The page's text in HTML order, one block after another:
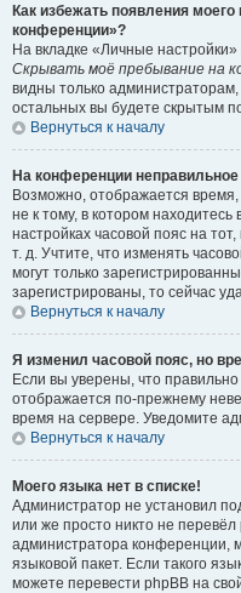
Как избежать появления
конференции»?
На вкладке «Личные
Скрывать моё пребывание на
видны только
остальных вы будете скрытым
Вернуться к началу
На конференции
Возможно, отображается
не к тому, в котором
настройках часовой пояс на
т. д. Учтите, что изменять
могут только
зарегистрированы, то сейчас
Вернуться к началу
Я изменил часовой пояс, но
Если вы уверены, что
отображается по-прежнему
время на сервере. Уведомите
Вернуться к началу
Моего языка нет в списке!
Администратор не установил
или же просто никто не
администратора конференции,
языковой пакет. Если такого
можете перевести phpBB на